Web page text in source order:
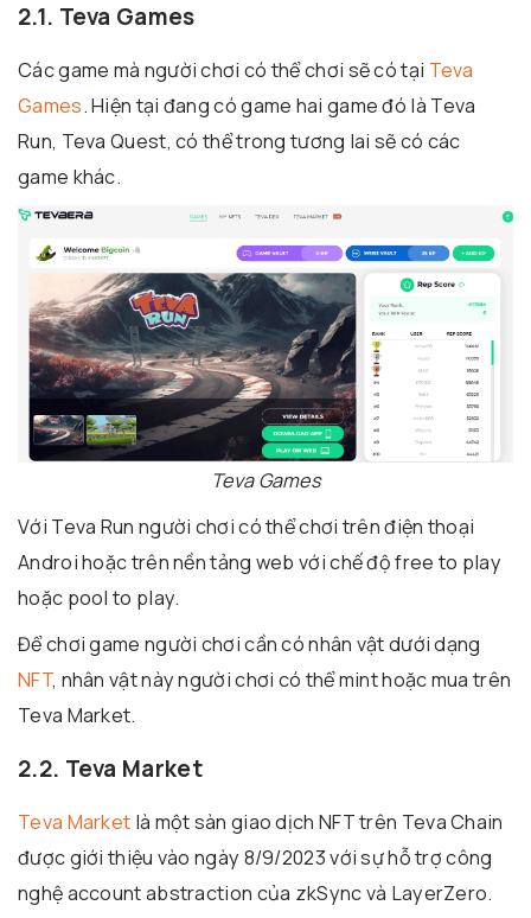
2.1. Teva Games
Các game mà người chơi có thể chơi sẽ có tại Teva
Games. Hiện tại đang có game hai game đó là Teva
Run, Teva Quest, có thể trong tương lai sẽ có các
game khác.
Teva Games
Với Teva Run người chơi có thể chơi trên điện thoại
Androi hoặc trên nền tảng web với chế độ free to play
hoặc pool to play.
Để chơi game người chơi cần có nhân vật dưới dạng
NFT, nhân vật này người chơi có thể mint hoặc mua trên
Teva Market.
2.2. Teva Market
Teva Market là một sàn giao dịch NFT trên Teva Chain
được giới thiệu vào ngày 8/9/2023 với sự hỗ trợ công
nghệ account abstraction của zkSync và LayerZero.